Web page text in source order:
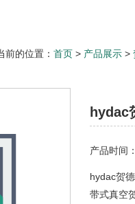
前的位置： 首页 > 产品展示 >
hydac
产品时间
hydac贺
带式真空